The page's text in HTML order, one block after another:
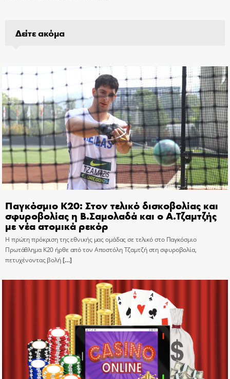
Δείτε ακόμα
Παγκόσμιο Κ20: Στον τελικό δισκοβολίας και
σφυροβολίας η Β.Σαμολαδά και ο Α.Τζαμτζής
με νέα ατομικά ρεκόρ
Η πρώτη πρόκριση της εθνικής μας ομάδας σε τελικό στο Παγκόσμιο
Πρωτάθλημα Κ20 ήρθε από τον Αποστόλη Τζαμτζή στη σφυροβολία,
πετυχένοντας βολή[…]